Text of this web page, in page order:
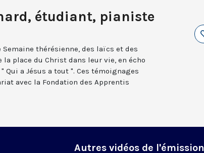
étudiant, pianiste
Semaine thérésienne, des laïcs et des
place du Christ dans leur vie, en écho
Qui a Jésus a tout ". Ces témoignages
avec la Fondation des Apprentis
Autres vidéos de l'émission